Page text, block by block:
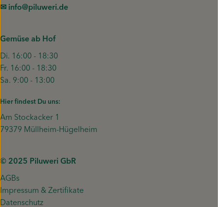
✉︎ info@piluweri.de
Gemüse ab Hof
Di. 16:00 - 18:30
Fr. 16:00 - 18:30
Sa. 9:00 - 13:00
Hier findest Du uns:
Am Stockacker 1
79379 Müllheim-Hügelheim
© 2025 Piluweri GbR
AGBs
Impressum & Zertifikate
Datenschutz